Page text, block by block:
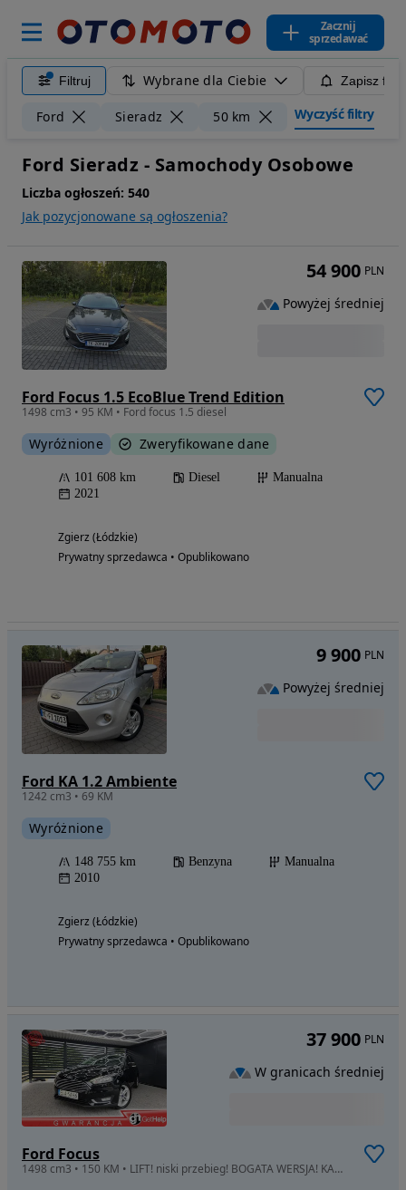
Zacznij
sprzedawać
Filtruj Wybrane dla Ciebie Zapisz
Ford Sieradz 50 km Wyczyść filtry
Ford Sieradz - Samochody Osobowe
Liczba ogłoszeń: 540
Jak pozycjonowane są ogłoszenia?
Ford Focus 1.5 EcoBlue Trend Edition
1498 cm3 • 95 KM • Ford focus 1.5 diesel
Wyróżnione Zweryfikowane dane
101 608 km Diesel
Manualna
2021
Zgierz (Łódzkie)
Prywatny sprzedawca • Opublikowano
54 900 PLN
Powyżej średniej
Ford KA 1.2 Ambiente
1242 cm3 • 69 KM
Wyróżnione
148 755 km Benzyna
Manualna
2010
Zgierz (Łódzkie)
Prywatny sprzedawca • Opublikowano
9 900 PLN
Powyżej średniej
Ford Focus
1498 cm3 • 150 KM • LIFT! niski przebieg! BOGATA WERSJA! KAMERA! serwisowany!
37 900 PLN
W granicach średniej